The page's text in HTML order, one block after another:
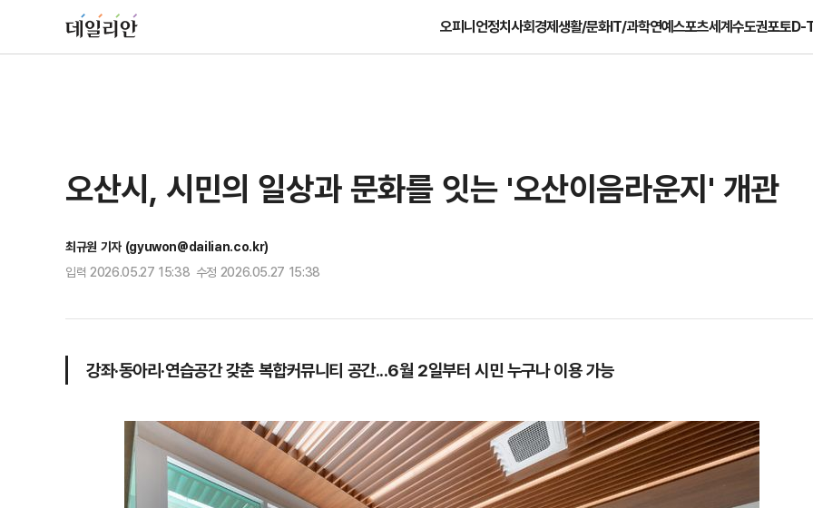
오피니언정치사회경제생활/문화IT/과학연예스포츠세계수도권포토D-
오산시, 시민의 일상과 문화를 잇는 '오산이음라운지' 개관
최규원 기자 (gyuwon@dailian.co.kr)
입력 2026.05.27 15:38 수정 2026.05.27 15:38
강좌·동아리·연습공간 갖춘 복합커뮤니티 공간...6월 2일부터 시민 누구나 이용 가능